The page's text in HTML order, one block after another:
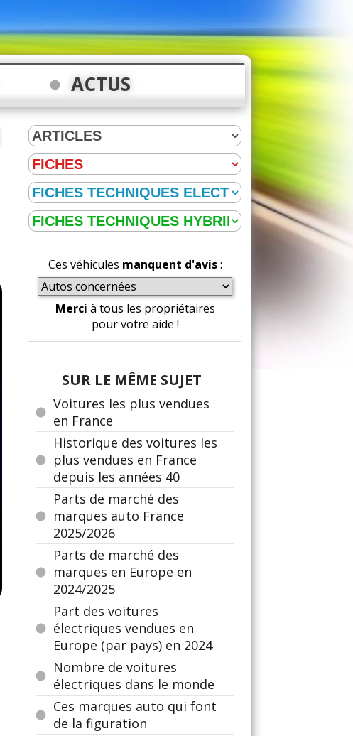
ACTUS
Ces véhicules manquent d'avis:
Merci à tous les propriétaires
pour votre aide !
SUR LE MÊME SUJET
Voitures les plus vendues
en France
Historique des voitures les
plus vendues en France
depuis les années 40
Parts de marché des
marques auto France
2025/2026
Parts de marché des
marques en Europe en
2024/2025
Part des voitures
électriques vendues en
Europe (par pays) en 2024
Nombre de voitures
électriques dans le monde
Ces marques auto qui font
de la figuration